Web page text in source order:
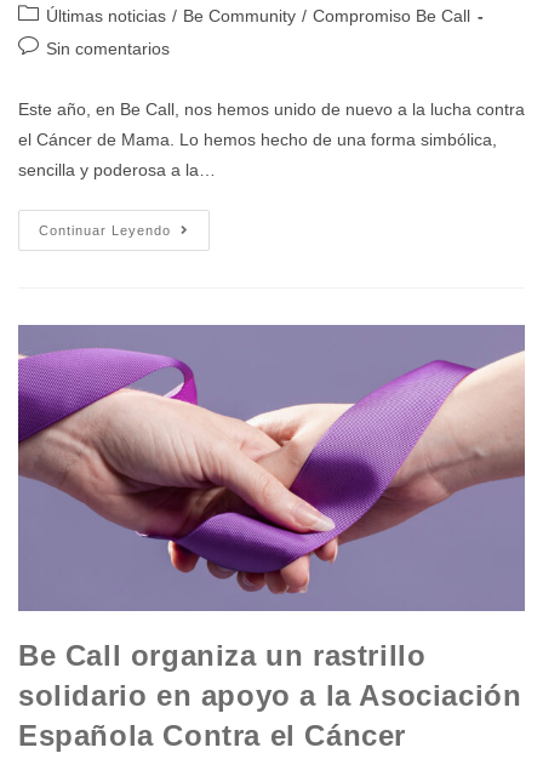
Últimas noticias / Be Community / Compromiso Be Call
Sin comentarios
Este año, en Be Call, nos hemos unido de nuevo a la lucha contra
el Cáncer de Mama. Lo hemos hecho de una forma simbólica,
sencilla y poderosa a la…
Continuar Leyendo
Be Call organiza un rastrillo
solidario en apoyo a la Asociación
Española Contra el Cáncer